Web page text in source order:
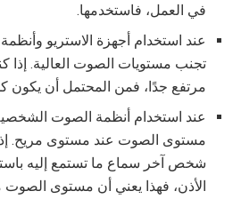
في العمل، فاستخدمها.
عند استخدام أجهزة الاستريو
تجنب مستويات الصوت العالية. إذا
مرتفع جدًا، فمن المحتمل أن يكون
عند استخدام أنظمة الصوت
مستوى الصوت عند مستوى مريح.
شخص آخر سماع ما تستمع إليه
الأذن، فهذا يعني أن مستوى الصوت